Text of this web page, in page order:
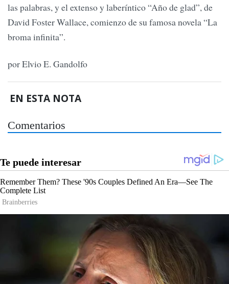
las palabras, y el extenso y laberíntico “Año de glad”, de
David Foster Wallace, comienzo de su famosa novela “La
broma infinita”.
por Elvio E. Gandolfo
EN ESTA NOTA
Comentarios